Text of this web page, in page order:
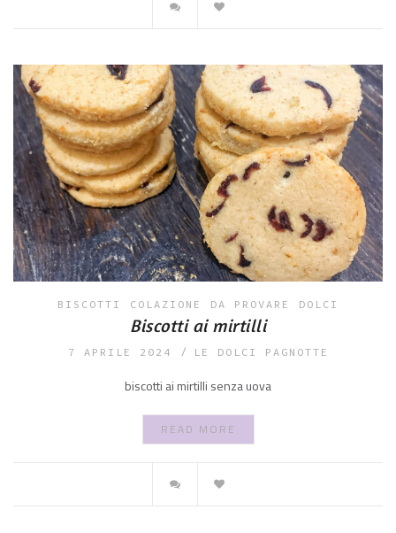
BISCOTTI COLAZIONE DA PROVARE DOLCI
Biscotti ai mirtilli
7 APRILE 2024 LE DOLCI PAGNOTTE
biscotti ai mirtilli senza uova
READ MORE